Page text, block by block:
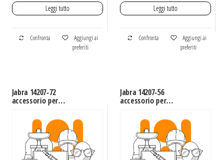
Leggi tutto
Confronta
Aggiungi ai
preferiti
Leggi tutto
Confronta
Aggiungi ai
preferiti
Jabra 14207-72
accessorio per
videoconferenza
Supporto da tavolo
Jabra 14207-56
accessorio per
videoconferenza Nero